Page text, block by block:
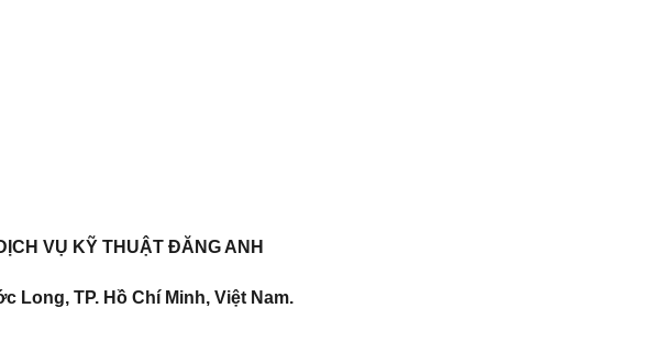
VỤ KỸ THUẬT ĐĂNG ANH
Long, TP. Hồ Chí Minh, Việt Nam.